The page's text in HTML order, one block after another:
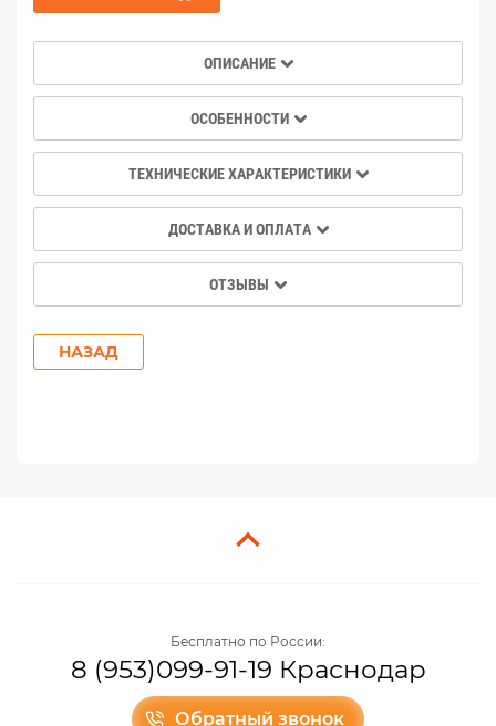
ОПИСАНИЕ
ОСОБЕННОСТИ
ТЕХНИЧЕСКИЕ ХАРАКТЕРИСТИКИ
ДОСТАВКА И ОПЛАТА
ОТЗЫВЫ
НАЗАД
Бесплатно по России:
8 (953)099-91-19 Краснодар
Обратный звонок